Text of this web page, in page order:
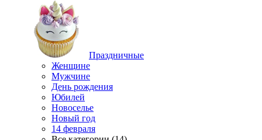
Праздничные
Женщине
Мужчине
День рождения
Юбилей
Новоселье
Новый год
14 февраля